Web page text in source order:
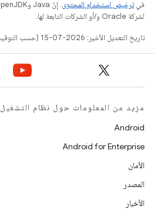
فيترخيص استخدام المحتوى
لشركة Oracle و/أو الشركات التابعة لها.
تاريخ التعديل الأخير: 2026-07-15 (حسب التوقيت العالمي المتفَّق عليه)
مزيد من المعلومات حول نظام التشغيل ANDROID
Android
Android for Enterprise
الأمان
المصدر
الأخبار